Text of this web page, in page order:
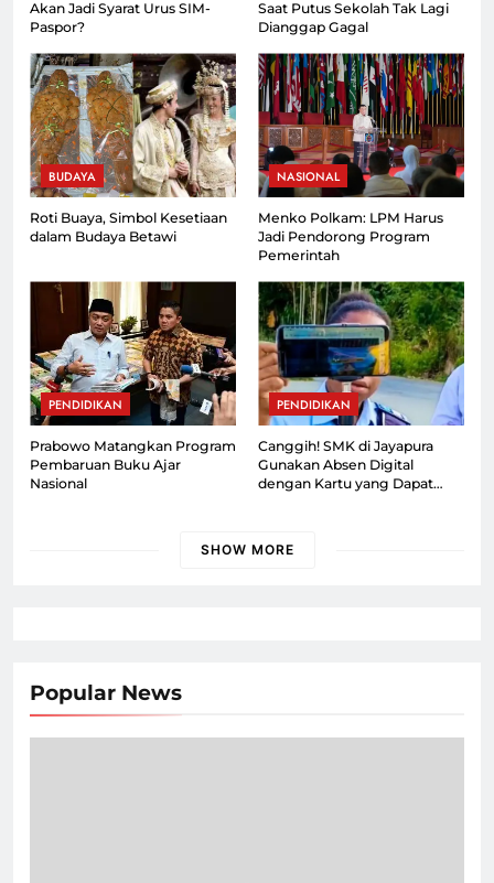
Akan Jadi Syarat Urus SIM-
Paspor?
Saat Putus Sekolah Tak Lagi
Dianggap Gagal
BUDAYA
Roti Buaya, Simbol Kesetiaan
dalam Budaya Betawi
NASIONAL
Menko Polkam: LPM Harus
Jadi Pendorong Program
Pemerintah
PENDIDIKAN
Prabowo Matangkan Program
Pembaruan Buku Ajar
Nasional
PENDIDIKAN
Canggih! SMK di Jayapura
Gunakan Absen Digital
dengan Kartu yang Dapat
SHOW MORE
Popular News